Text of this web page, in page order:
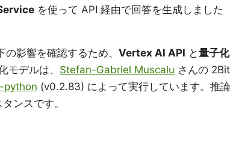
を使って API 経由で回答を生成しました
影響を確認するため、 Vertex AI API と量子化
モデルは、 Stefan-Gabriel Muscalu さんの 2Bit
python (v0.2.83) によって実行しています。推論
ンスです。